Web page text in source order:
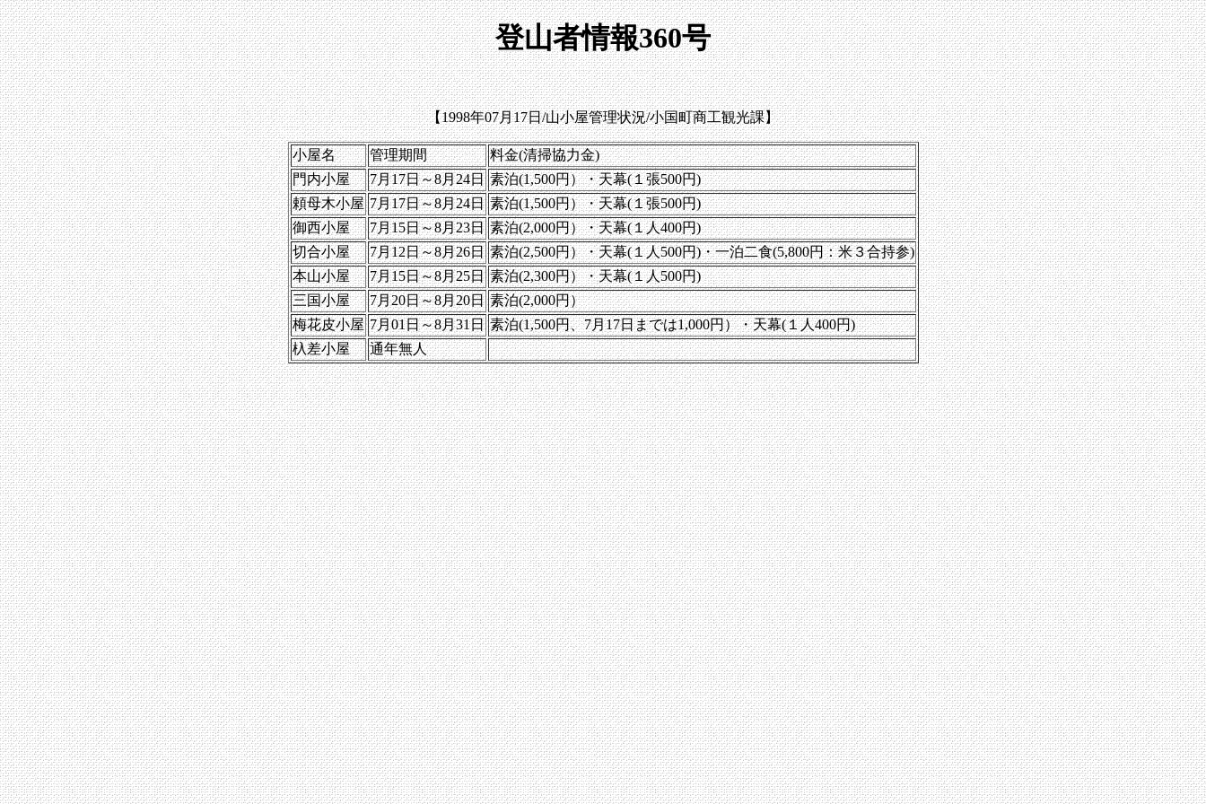
登山者情報360号
【1998年07月17日/山小屋管理状況/小国町商工観光課】
小屋名 管理期間
料金(清掃協力金)
門内小屋
7月17日～8月24日 素泊(1,500円）・天幕(１張500円)
頼母木小屋 7月17日～8月24日 素泊(1,500円）・天幕(１張500円)
御西小屋
7月15日～8月23日 素泊(2,000円）・天幕(１人400円)
切合小屋
7月12日～8月26日 素泊(2,500円）・天幕(１人500円)・一泊二食(5,800円：米３合持参)
本山小屋
7月15日～8月25日 素泊(2,300円）・天幕(１人500円)
三国小屋
7月20日～8月20日 素泊(2,000円）
梅花皮小屋 7月01日～8月31日 素泊(1,500円、7月17日までは1,000円）・天幕(１人400円)
杁差小屋
通年無人